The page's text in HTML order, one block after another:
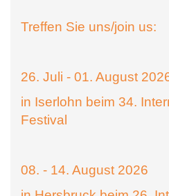
Treffen Sie uns/join us:
26. Juli - 01. August
in Iserlohn beim 34.
Festival
08. - 14. August 2026